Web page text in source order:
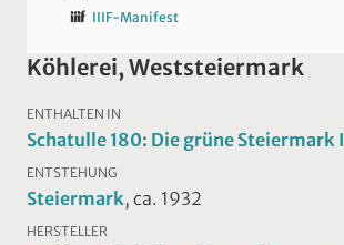
IIIF-Manifest
Köhlerei, Weststeiermark
ENTHALTEN IN
Schatulle 180: Die grüne Steiermark I
ENTSTEHUNG
Steiermark, ca. 1932
HERSTELLER